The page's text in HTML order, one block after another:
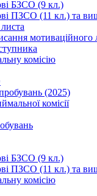
БЗСО (9 кл.)
ПЗСО (11 кл.) та
мотиваційного
комісію
(2025)
комісії
БЗСО (9 кл.)
ПЗСО (11 кл.) та
комісію